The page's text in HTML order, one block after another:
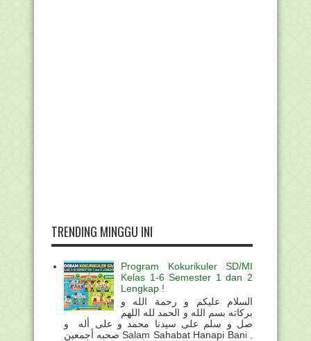
TRENDING MINGGU INI
Program Kokurikuler SD/MI
Kelas 1-6 Semester 1 dan 2
Lengkap !
السلام عليكم و رحمة الله و
بركاته بسم الله و الحمد لله اللهم
صل و سلم على سيدنا محمد و على أله و
صحبه أجمعين Salam Sahabat Hanapi Bani .